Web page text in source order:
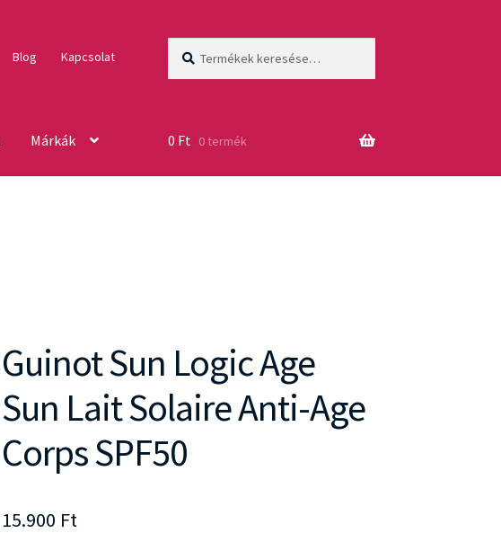
Blog Kapcsolat
Márkák 0 Ft 0 termék
Guinot Sun Logic Age
Sun Lait Solaire Anti-Age
Corps SPF50
15.900 Ft